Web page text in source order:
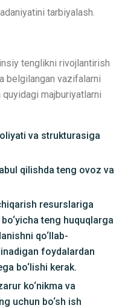
tarbiyalash.
tenglikni rivojlantirish
belgilangan vazifalarni
majburiyatlarni
va strukturasiga
qilishda teng ovoz va
resurslariga
teng huquqlarga
qo‘llab-
foydalardan
bo‘lishi kerak.
ko‘nikma va
uchun bo‘sh ish